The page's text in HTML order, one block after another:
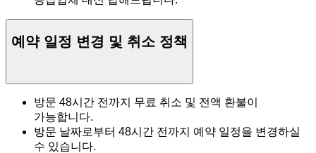
예약 일정 변경 및 취소 정책
방문 48시간 전까지 무료 취소 및 전액 환불이
가능합니다.
방문 날짜로부터 48시간 전까지 예약 일정을 변경하실
수 있습니다.